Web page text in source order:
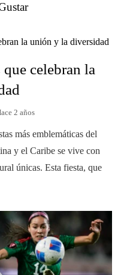
celebran la
2 años
más emblemáticas del
y el Caribe se vive con
únicas. Esta fiesta, que